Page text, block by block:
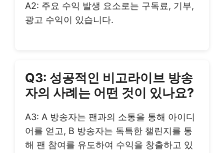
A2: 주요 수익 발생 요소로는 구독료, 기부,
광고 수익이 있습니다.
Q3: 성공적인 비고라이브 방송
자의 사례는 어떤 것이 있나요?
A3: A 방송자는 팬과의 소통을 통해 아이디
어를 얻고, B 방송자는 독특한 챌린지를 통
해 팬 참여를 유도하여 수익을 창출하고 있